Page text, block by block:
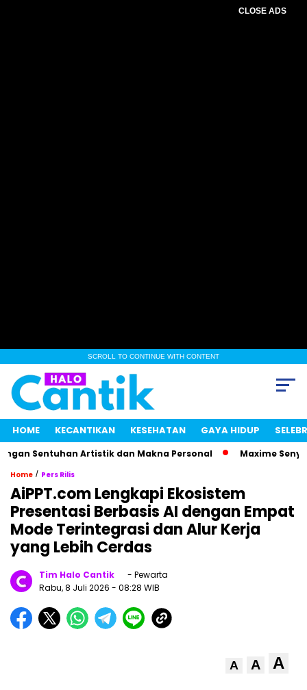
CLOSE ADS
SCROLL TO CONTINUE WITH CONTENT
HOME KECANTIKAN KESEHATAN GAYA HIDUP
Sentuhan Artistik dan Makna Personal Maxime
Home / Pers Rilis
AiPPT.com Lengkapi Ekosistem
Presentasi Berbasis AI dengan Empat
Mode Terintegrasi dan Alur Kerja
yang Lebih Cerdas
Tim Halo Cantik
- Pewarta
Rabu, 8 Juli 2026 - 08:28 WIB
A A A